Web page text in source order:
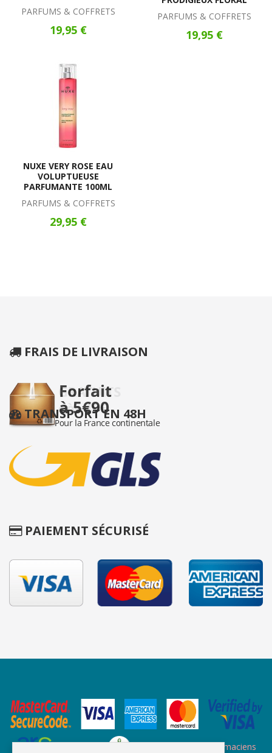
PARFUMS & COFFRETS
19,95 €
PARFUMS & COFFRETS
19,95 €
NUXE VERY ROSE EAU
VOLUPTUEUSE
PARFUMANTE 100ML
PARFUMS & COFFRETS
29,95 €
FRAIS DE LIVRAISON
TRANSPORT EN 48H
PAIEMENT SÉCURISÉ
Site de l'ordre des pharmaciens